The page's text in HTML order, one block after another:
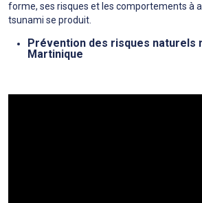
forme, ses risques et les comportements à
tsunami se produit.
Prévention des risques naturels
Martinique